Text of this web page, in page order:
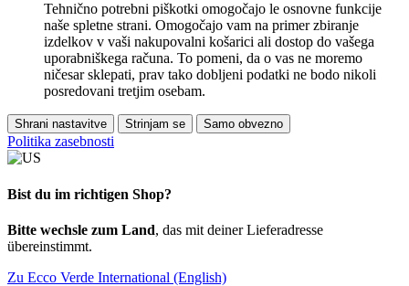
Tehnično potrebni piškotki omogočajo le osnovne funkcije
naše spletne strani. Omogočajo vam na primer zbiranje
izdelkov v vaši nakupovalni košarici ali dostop do vašega
uporabniškega računa. To pomeni, da o vas ne moremo
ničesar sklepati, prav tako dobljeni podatki ne bodo nikoli
posredovani tretjim osebam.
Shrani nastavitve Strinjam se Samo obvezno
Politika zasebnosti
Bist du im richtigen Shop?
Bitte wechsle zum Land, das mit deiner Lieferadresse
übereinstimmt.
Zu Ecco Verde International (English)